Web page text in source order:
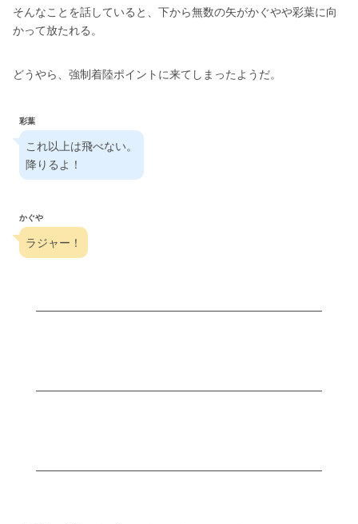
そんなことを話していると、下から無数の矢がかぐやや彩葉に向
かって放たれる。
どうやら、強制着陸ポイントに来てしまったようだ。
彩葉
これ以上は飛べない。
降りるよ！
かぐや
ラジャー！